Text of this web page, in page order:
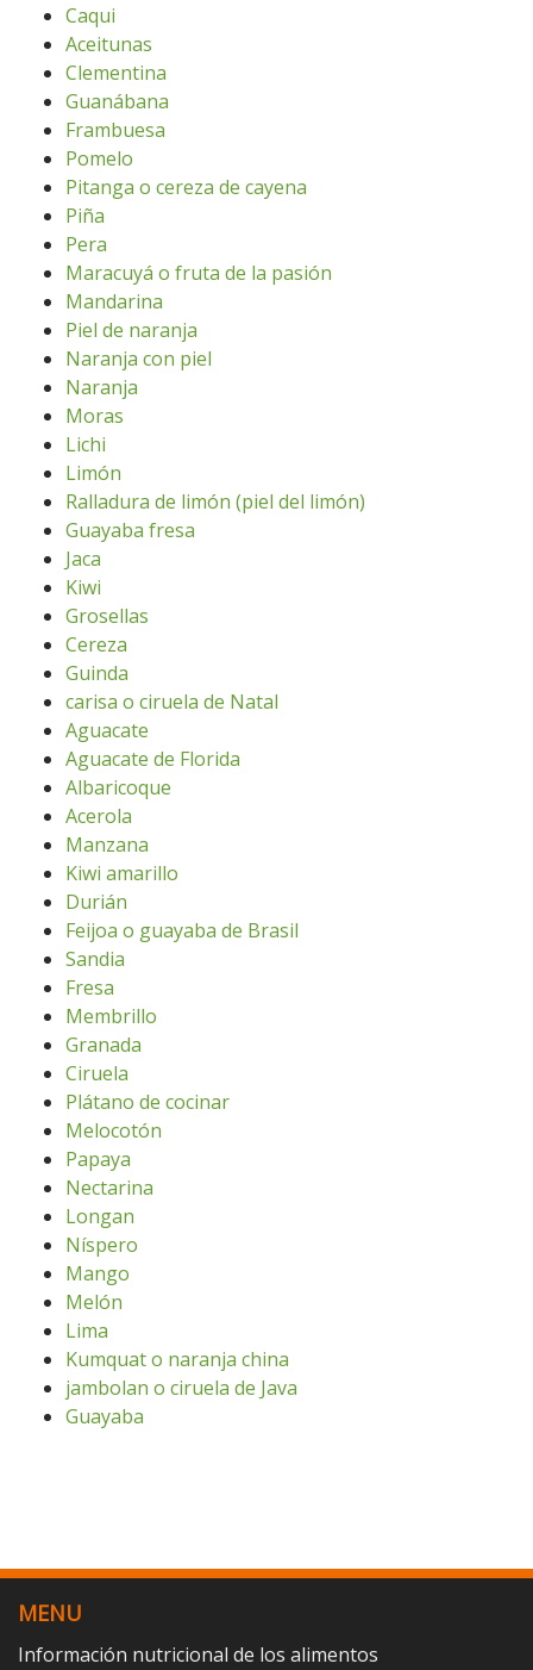
Caqui
Aceitunas
Clementina
Guanábana
Frambuesa
Pomelo
Pitanga o cereza de cayena
Piña
Pera
Maracuyá o fruta de la pasión
Mandarina
Piel de naranja
Naranja con piel
Naranja
Moras
Lichi
Limón
Ralladura de limón (piel del limón)
Guayaba fresa
Jaca
Kiwi
Grosellas
Cereza
Guinda
carisa o ciruela de Natal
Aguacate
Aguacate de Florida
Albaricoque
Acerola
Manzana
Kiwi amarillo
Durián
Feijoa o guayaba de Brasil
Sandia
Fresa
Membrillo
Granada
Ciruela
Plátano de cocinar
Melocotón
Papaya
Nectarina
Longan
Níspero
Mango
Melón
Lima
Kumquat o naranja china
jambolan o ciruela de Java
Guayaba
MENU
Información nutricional de los alimentos